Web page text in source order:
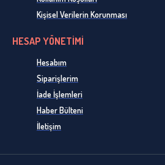
Kişisel Verilerin Korunması
HESAP YÖNETİMİ
Hesabım
Siparişlerim
İade İşlemleri
Haber Bülteni
İletişim